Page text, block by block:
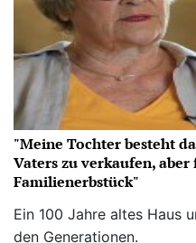
"Meine Tochter besteht
Vaters zu verkaufen,
Familienerbstück"
Ein 100 Jahre altes Haus
den Generationen.